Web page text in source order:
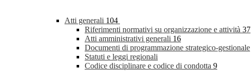
Atti generali 104
Riferimenti normativi su organizzazione e attività 37
Atti amministrativi generali 16
Documenti di programmazione strategico-gestionale
Statuti e leggi regionali
Codice disciplinare e codice di condotta 9